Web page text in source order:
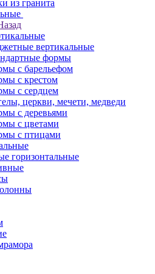
из гранита
вертикальные
формы
с барельефом
с крестом
с сердцем
церкви, мечети, медведи
с деревьями
с цветами
с птицами
горизонтальные